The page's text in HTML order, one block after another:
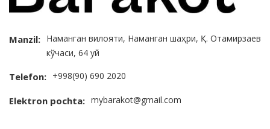
Manzil: Наманган вилояти, Наманган шаҳри, Қ. Отамирзаев
кўчаси, 64 уй
Telefon: +998(90) 690 2020
Elektron pochta: mybarakot@gmail.com